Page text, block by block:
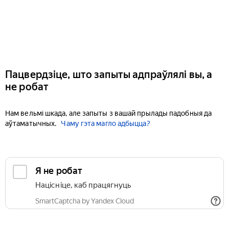
Пацвердзіце, што запыты адпраўлялі вы, а
не робат
Нам вельмі шкада, але запыты з вашай прылады падобныя да
аўтаматычных.
Чаму гэта магло адбыцца?
Я не робат
Націсніце, каб працягнуць
SmartCaptcha by Yandex Cloud